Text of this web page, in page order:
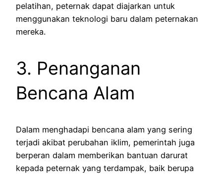
pelatihan, peternak dapat diajarkan untuk
menggunakan teknologi baru dalam peternakan
mereka.
3. Penanganan
Bencana Alam
Dalam menghadapi bencana alam yang sering
terjadi akibat perubahan iklim, pemerintah juga
berperan dalam memberikan bantuan darurat
kepada peternak yang terdampak, baik berupa